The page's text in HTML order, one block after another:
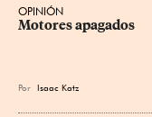
OPINIÓN
Motores apagados
Por Isaac Katz